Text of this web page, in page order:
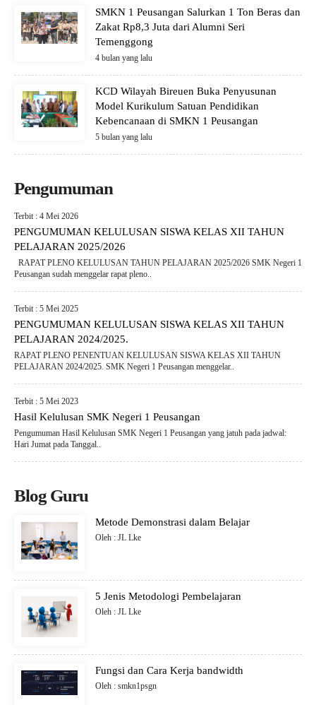
SMKN 1 Peusangan Salurkan 1 Ton Beras dan
Zakat Rp8,3 Juta dari Alumni Seri
Temenggong
4 bulan yang lalu
KCD Wilayah Bireuen Buka Penyusunan
Model Kurikulum Satuan Pendidikan
Kebencanaan di SMKN 1 Peusangan
5 bulan yang lalu
Pengumuman
Terbit : 4 Mei 2026
PENGUMUMAN KELULUSAN SISWA KELAS XII TAHUN
PELAJARAN 2025/2026
RAPAT PLENO KELULUSAN TAHUN PELAJARAN 2025/2026 SMK Negeri 1
Peusangan sudah menggelar rapat pleno..
Terbit : 5 Mei 2025
PENGUMUMAN KELULUSAN SISWA KELAS XII TAHUN
PELAJARAN 2024/2025.
RAPAT PLENO PENENTUAN KELULUSAN SISWA KELAS XII TAHUN
PELAJARAN 2024/2025. SMK Negeri 1 Peusangan menggelar..
Terbit : 5 Mei 2023
Hasil Kelulusan SMK Negeri 1 Peusangan
Pengumuman Hasil Kelulusan SMK Negeri 1 Peusangan yang jatuh pada jadwal:
Hari Jumat pada Tanggal..
Blog Guru
Metode Demonstrasi dalam Belajar
Oleh : JL Lke
5 Jenis Metodologi Pembelajaran
Oleh : JL Lke
Fungsi dan Cara Kerja bandwidth
Oleh : smkn1psgn